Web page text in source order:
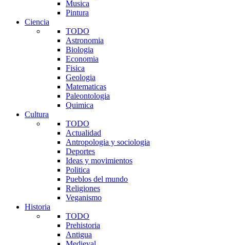
Musica
Pintura
Ciencia
TODO
Astronomia
Biologia
Economia
Fisica
Geologia
Matematicas
Paleontologia
Quimica
Cultura
TODO
Actualidad
Antropologia y sociologia
Deportes
Ideas y movimientos
Politica
Pueblos del mundo
Religiones
Veganismo
Historia
TODO
Prehistoria
Antigua